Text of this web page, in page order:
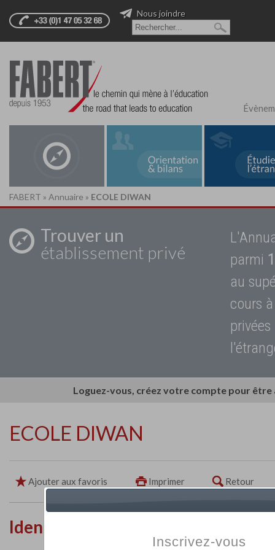
Nous joindre
FABERT » Annuaire » ECOLE DIWAN
Trouver un
établissement privé
parmi
au
cours
Loguez-vous, créez votre compte pour
ECOLE DIWAN
Ajouter aux favoris Imprimer Retour
Identité de l'établissement
Inscrivez-vous